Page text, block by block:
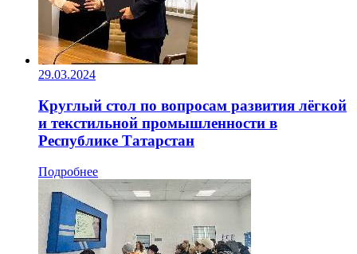
29.03.2024
Круглый стол по вопросам развития лёгкой
и текстильной промышленности в
Республике Татарстан
Подробнее